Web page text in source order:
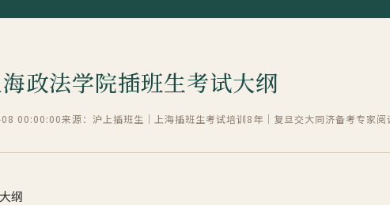
政法学院插班生考试大纲
00:00:00来源：沪上插班生｜上海插班生考试培训8年｜复旦交大同济备考专家阅
纲